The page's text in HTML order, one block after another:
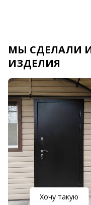
МЫ СДЕЛАЛИ
ИЗДЕЛИЯ
Хочу такую